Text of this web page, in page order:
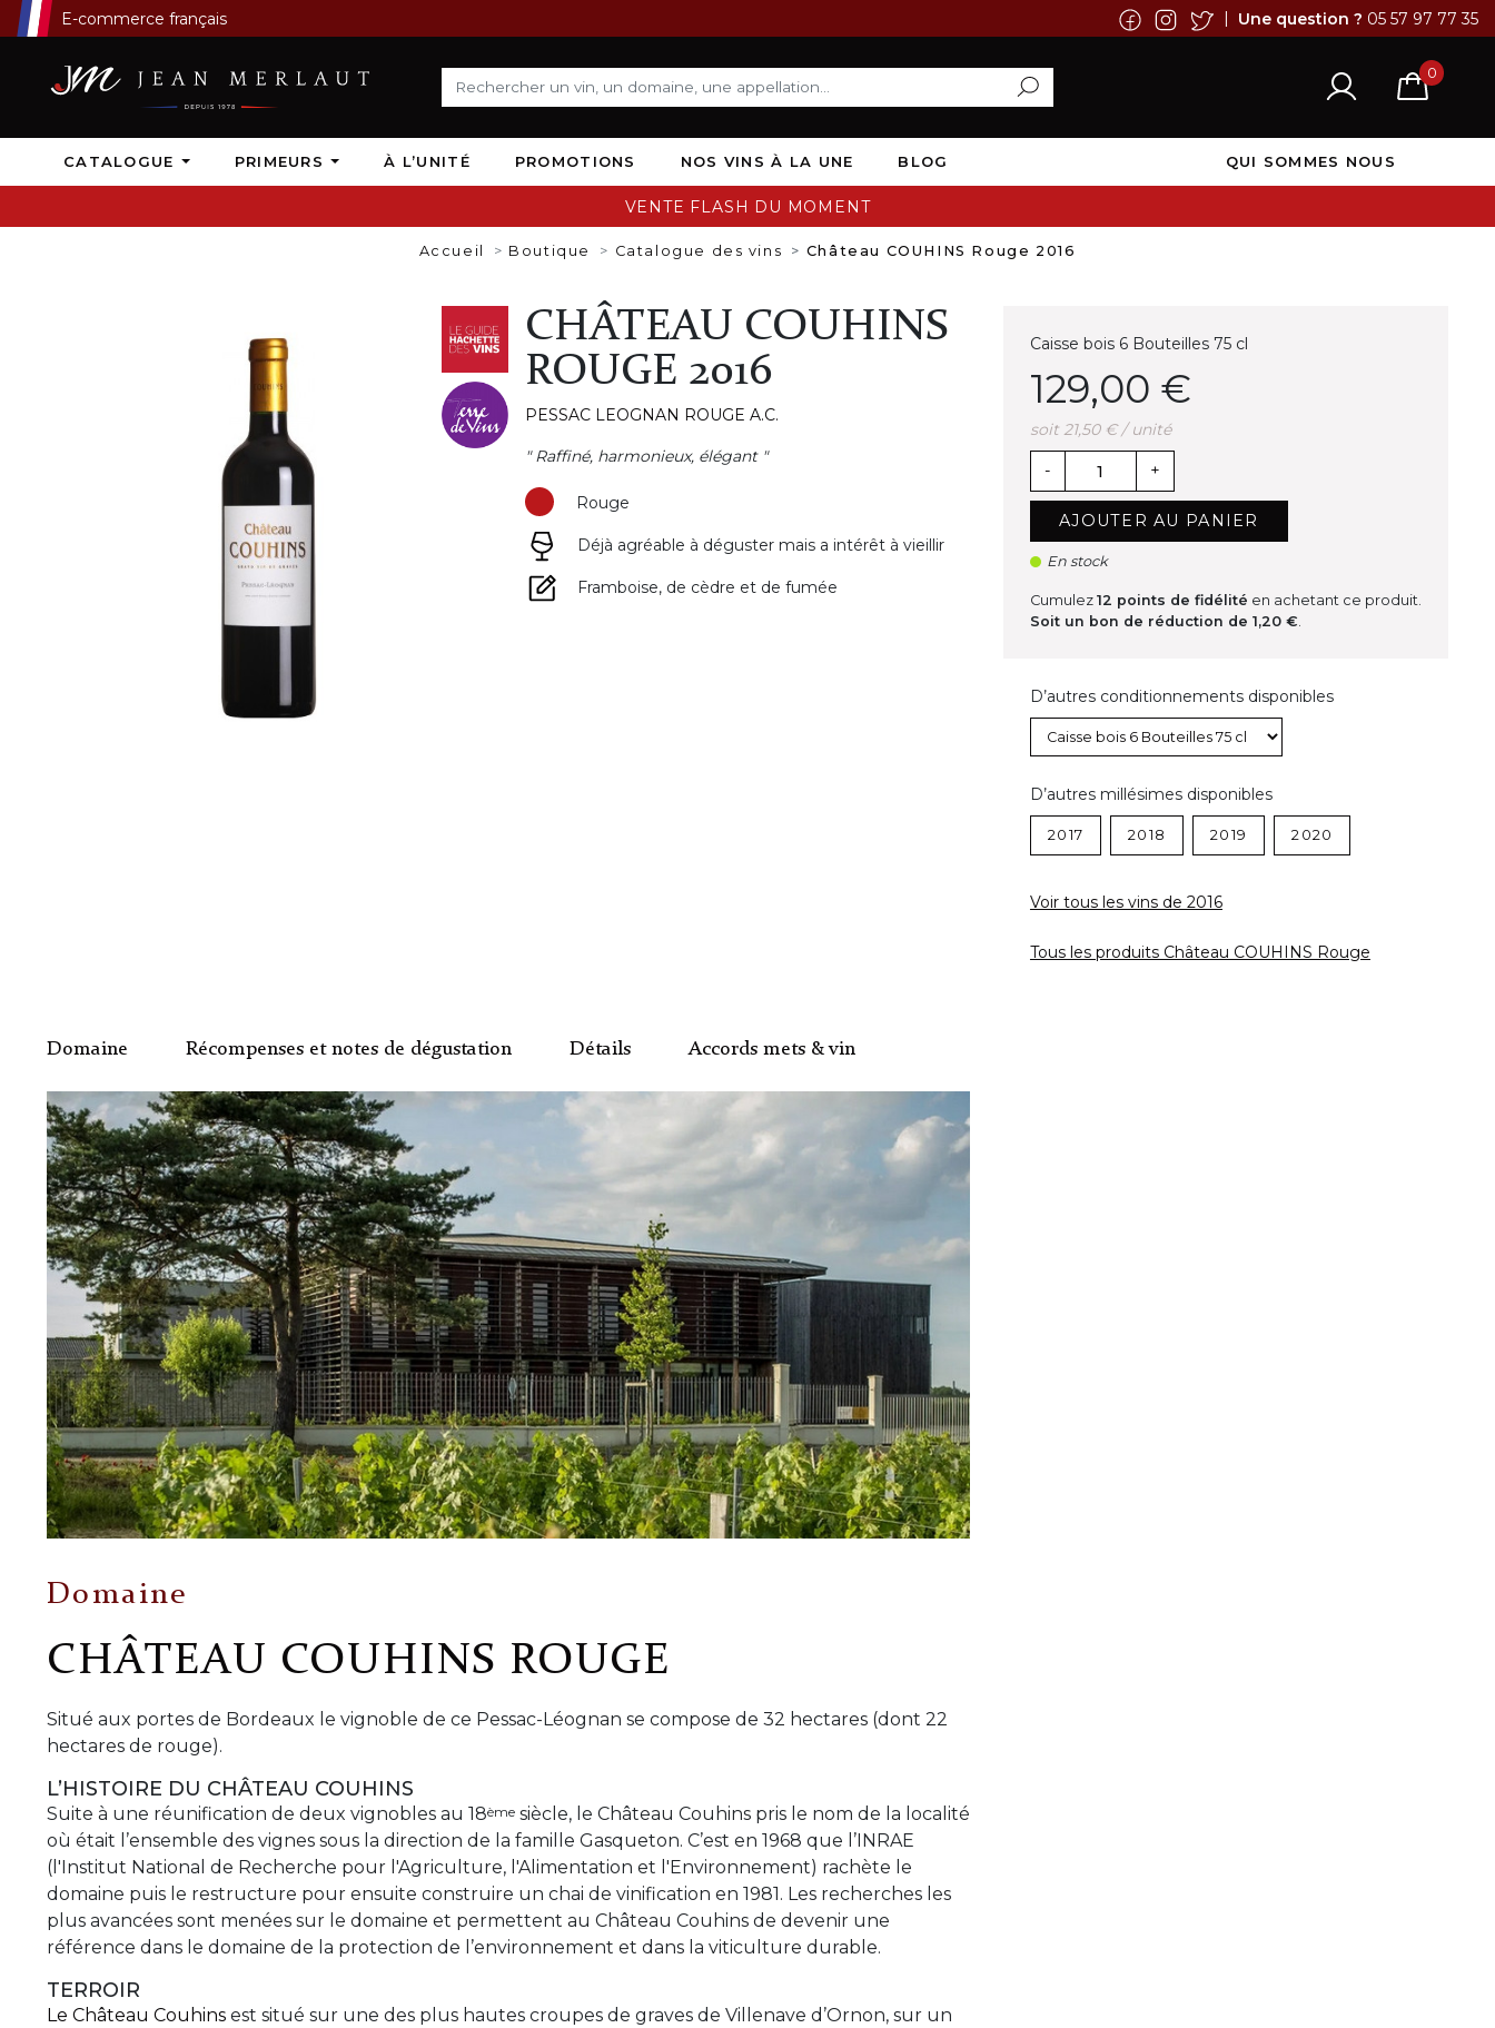
E-commerce français | Une question ? 05 57 97 77 35
0
CATALOGUE PRIMEURS À L’UNITÉ PROMOTIONS NOS VINS À LA UNE BLOG QUI SOMMES NOUS
VENTE FLASH DU MOMENT
Accueil Boutique Catalogue des vins Château COUHINS Rouge 2016
CHÂTEAU COUHINS
ROUGE 2016
PESSAC LEOGNAN ROUGE A.C.
" Raffiné, harmonieux, élégant "
Rouge
Déjà agréable à déguster mais a intérêt à vieillir
Framboise, de cèdre et de fumée
Caisse bois 6 Bouteilles 75 cl
129,00 €
soit 21,50 € / unité
- +
AJOUTER AU PANIER
En stock
Cumulez 12 points de fidélité en achetant ce produit.
Soit un bon de réduction de 1,20 €.
D’autres conditionnements disponibles
D’autres millésimes disponibles
2017 2018 2019 2020
Voir tous les vins de 2016
Tous les produits Château COUHINS Rouge
Domaine Récompenses et notes de dégustation Détails Accords mets & vin
Domaine
CHÂTEAU COUHINS ROUGE
Situé aux portes de Bordeaux le vignoble de ce Pessac-Léognan se compose de 32 hectares (dont 22
hectares de rouge).
L’HISTOIRE DU CHÂTEAU COUHINS
Suite à une réunification de deux vignobles au 18ème siècle, le Château Couhins pris le nom de la localité
où était l’ensemble des vignes sous la direction de la famille Gasqueton. C’est en 1968 que l’INRAE
(l'Institut National de Recherche pour l'Agriculture, l'Alimentation et l'Environnement) rachète le
domaine puis le restructure pour ensuite construire un chai de vinification en 1981. Les recherches les
plus avancées sont menées sur le domaine et permettent au Château Couhins de devenir une
référence dans le domaine de la protection de l’environnement et dans la viticulture durable.
TERROIR
Le Château Couhins est situé sur une des plus hautes croupes de graves de Villenave d’Ornon, sur un